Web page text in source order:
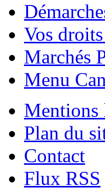
Vos
Marchés
Menu
Mentions
Plan du
Contact
Flux RSS